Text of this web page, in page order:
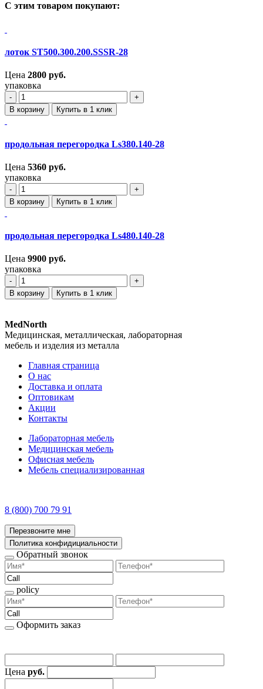
С этим товаром покупают:
лоток ST500.300.200.SSSR-28
Цена 2800 руб.
упаковка
‐
+
В корзину
Купить в 1 клик
продольная перегородка Ls380.140-28
Цена 5360 руб.
упаковка
‐
+
В корзину
Купить в 1 клик
продольная перегородка Ls480.140-28
Цена 9900 руб.
упаковка
‐
+
В корзину
Купить в 1 клик
MedNorth
Медицинская, металлическая, лабораторная
мебель и изделия из металла
Главная страница
О нас
Доставка и оплата
Оптовикам
Акции
Контакты
Лабораторная мебель
Медицинская мебель
Офисная мебель
Мебель специализированная
8 (800) 700 79 91
Перезвоните мне
Политика конфидициальности
Обратный звонок
policy
Оформить заказ
Цена руб.